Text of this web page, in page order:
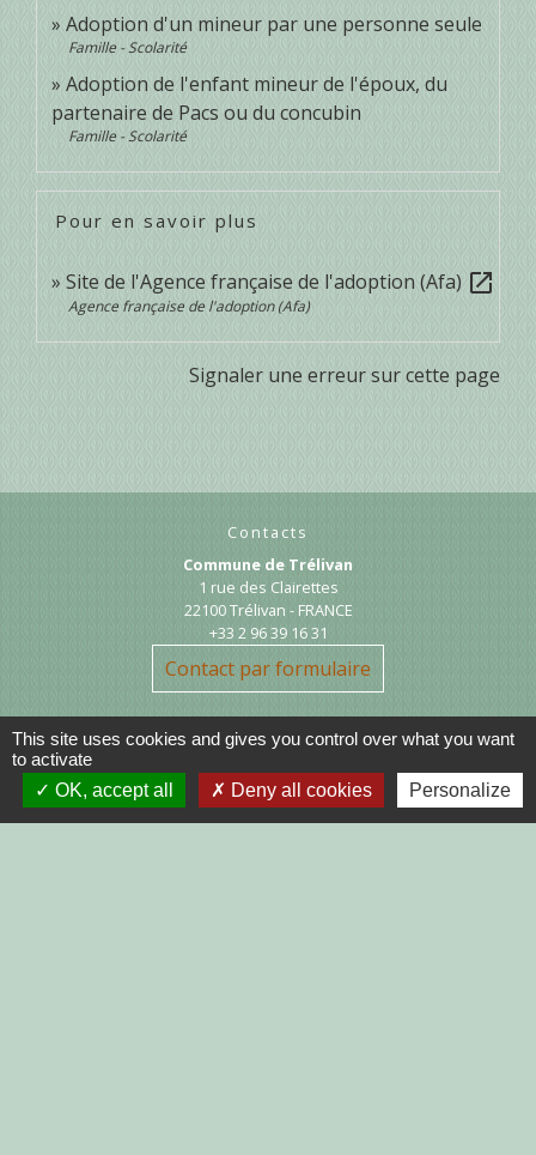
Adoption d'un mineur par une personne seule
Famille - Scolarité
Adoption de l'enfant mineur de l'époux, du
partenaire de Pacs ou du concubin
Famille - Scolarité
Pour en savoir plus
Site de l'Agence française de l'adoption (Afa) open_in_new
Agence française de l'adoption (Afa)
Signaler une erreur sur cette page
Contacts
Commune de Trélivan
1 rue des Clairettes
22100 Trélivan - FRANCE
+33 2 96 39 16 31
Contact par formulaire
This site uses cookies and gives you control over what you want
to activate
OK, accept all
Deny all cookies Personalize